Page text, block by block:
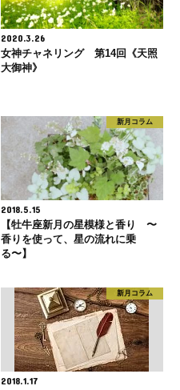
2020.3.26
女神チャネリング 第14回《天照
大御神》
新月コラム
2018.5.15
【牡牛座新月の星模様と香り 〜
香りを使って、星の流れに乗
る〜】
新月コラム
2018.1.17